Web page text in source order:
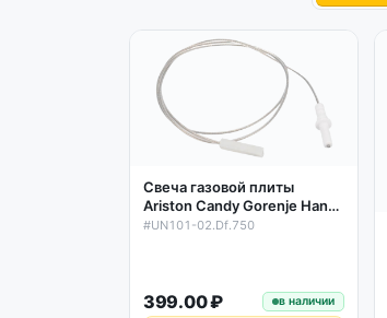
Свеча газовой плиты
Ariston Candy Gorenje Hansa
L750мм электроподжиг
#UN101-02.Df.750
399.00 ₽ в наличии